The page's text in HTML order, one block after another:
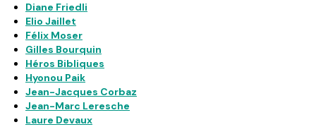
Diane Friedli
Elio Jaillet
Félix Moser
Gilles Bourquin
Héros Bibliques
Hyonou Paik
Jean-Jacques Corbaz
Jean-Marc Leresche
Laure Devaux